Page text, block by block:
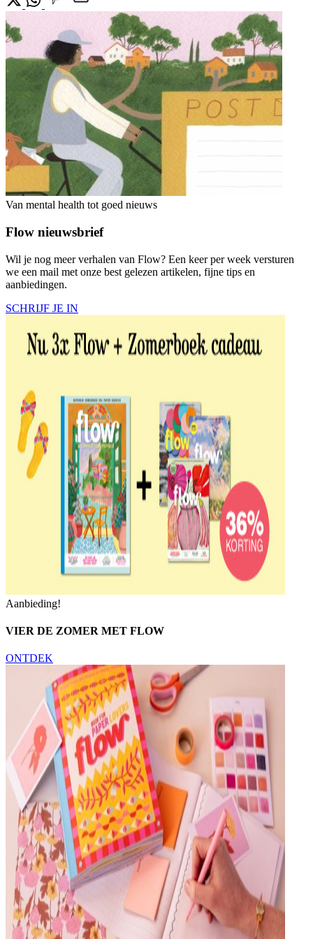
Van mental health tot goed nieuws
Flow nieuwsbrief
Wil je nog meer verhalen van Flow? Een keer per week versturen
we een mail met onze best gelezen artikelen, fijne tips en
aanbiedingen.
SCHRIJF JE IN
Aanbieding!
VIER DE ZOMER MET FLOW
ONTDEK